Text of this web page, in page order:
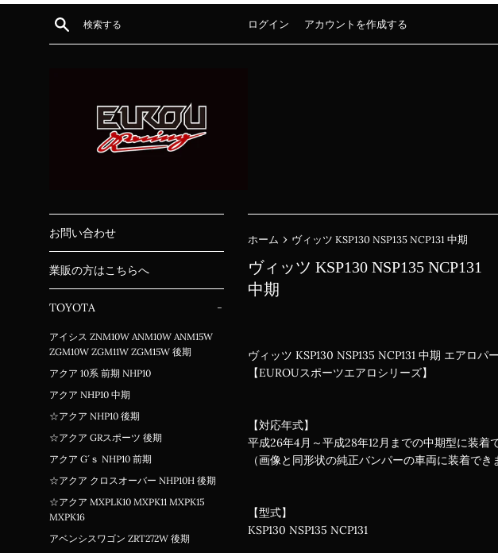
コ
検索する ログイン アカウントを作成する
お問い合わせ
業販の方はこちらへ
TOYOTA -
アイシス ZNM10W ANM10W ANM15W
ZGM10W ZGM11W ZGM15W 後期
アクア 10系 前期 NHP10
アクア NHP10 中期
☆アクア NHP10 後期
☆アクア GRスポーツ 後期
アクア G´ｓ NHP10 前期
☆アクア クロスオーバー NHP10H 後期
☆アクア MXPLK10 MXPK11 MXPK15
MXPK16
アベンシスワゴン ZRT272W 後期
ホーム › ヴィッツ KSP130 NSP135 NCP131 中期
ヴィッツ KSP130 NSP135 NCP131
中期
ヴィッツ KSP130 NSP135 NCP131 中期 エアロパ
【EUROUスポーツエアロシリーズ】
【対応年式】
平成26年4月～平成28年12月までの中期型に装着
（画像と同形状の純正バンパーの車両に装着でき
【型式】
KSP130 NSP135 NCP131